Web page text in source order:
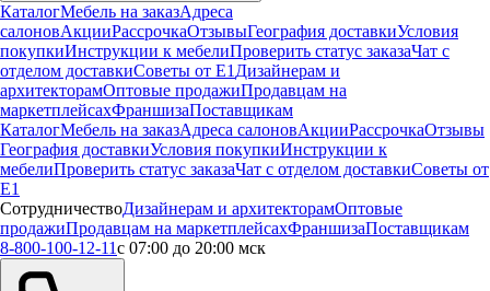
КаталогМебель на заказАдреса
салоновАкцииРассрочкаОтзывыГеография доставкиУсловия
покупкиИнструкции к мебелиПроверить статус заказаЧат с
отделом доставкиСоветы от Е1 Дизайнерам и
архитекторамОптовые продажиПродавцам на
маркетплейсахФраншизаПоставщикам
КаталогМебель на заказАдреса салоновАкцииРассрочкаОтзывы
География доставкиУсловия покупкиИнструкции к
мебелиПроверить статус заказаЧат с отделом доставкиСоветы от
Е1
СотрудничествоДизайнерам и архитекторамОптовые
продажиПродавцам на маркетплейсахФраншизаПоставщикам
8-800-100-12-11с 07:00 до 20:00 мск